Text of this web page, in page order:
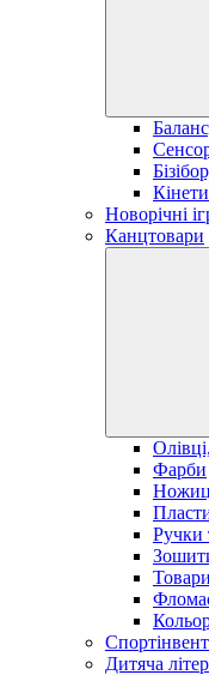
Новорічні
Канцтовари
Фарби
Ручки
Дитяча